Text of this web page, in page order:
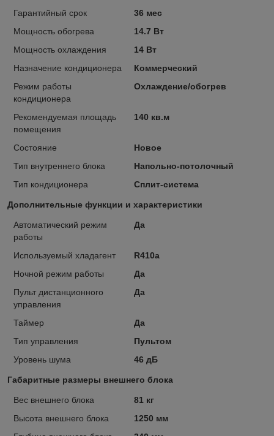
Гарантийный срок
36 мес
Мощность обогрева
14.7 Вт
Мощность охлаждения
14 Вт
Назначение кондиционера
Коммерческий
Режим работы
кондиционера
Охлаждение/обогрев
Рекомендуемая площадь
помещения
140 кв.м
Состояние
Новое
Тип внутреннего блока
Напольно-потолочный
Тип кондиционера
Сплит-система
Дополнительные функции и характеристики
Автоматический режим
работы
Да
Используемый хладагент
R410a
Ночной режим работы
Да
Пульт дистанционного
управления
Да
Таймер
Да
Тип управления
Пультом
Уровень шума
46 дБ
Габаритные размеры внешнего блока
Вес внешнего блока
81 кг
Высота внешнего блока
1250 мм